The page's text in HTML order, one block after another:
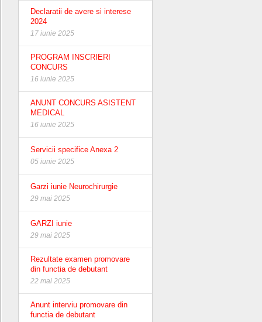
Declaratii de avere si interese
2024
17 iunie 2025
PROGRAM INSCRIERI
CONCURS
16 iunie 2025
ANUNT CONCURS ASISTENT
MEDICAL
16 iunie 2025
Servicii specifice Anexa 2
05 iunie 2025
Garzi iunie Neurochirurgie
29 mai 2025
GARZI iunie
29 mai 2025
Rezultate examen promovare
din functia de debutant
22 mai 2025
Anunt interviu promovare din
functia de debutant